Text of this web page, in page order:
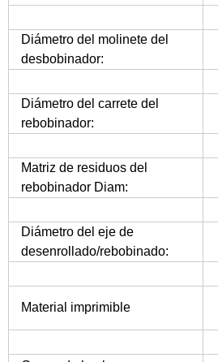
Diámetro del molinete del
desbobinador:
Diámetro del carrete del
rebobinador:
Matriz de residuos del
rebobinador Diam:
Diámetro del eje de
desenrollado/rebobinado:
Material imprimible